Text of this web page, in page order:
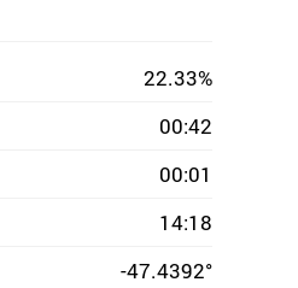
22.33%
00:42
00:01
14:18
-47.4392°